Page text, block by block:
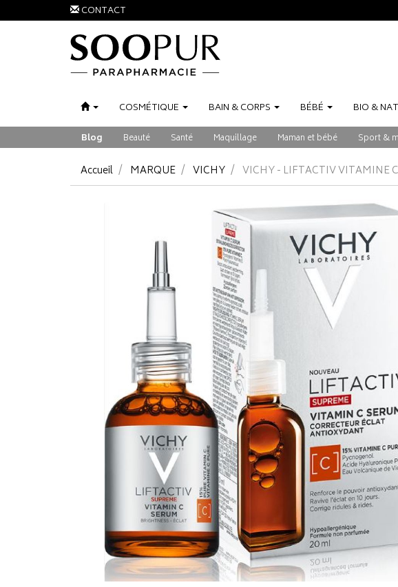
CONTACT
COSMÉTIQUE BAIN &CORPS BÉBÉ BIO &
Blog Beauté Santé Maquillage Maman et bébé Sport &
Accueil MARQUE VICHY VICHY - LIFTACTIV VITAMINE